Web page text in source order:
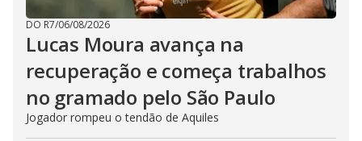
DO R7/06/08/2026
Lucas Moura avança na
recuperação e começa trabalhos
no gramado pelo São Paulo
Jogador rompeu o tendão de Aquiles